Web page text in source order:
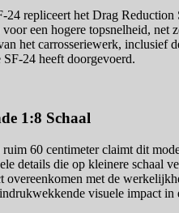
24 repliceert het Drag Reduction
een hogere topsnelheid, net
het carrosseriewerk, inclusief
24 heeft doorgevoerd.
1:8 Schaal
60 centimeter claimt dit
details die op kleinere schaal
overeenkomen met de
visuele impact in